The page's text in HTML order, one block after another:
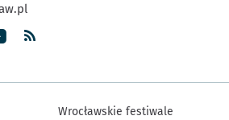
Wrocławskie festiwale